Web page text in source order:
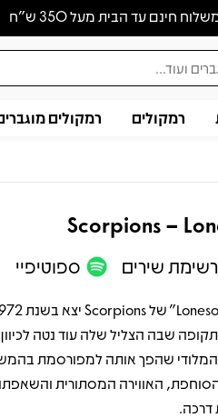
חינם עד הבית מעל 350 ש״ח
רמקולים רמקולים
Scorpions –
רשימת שירים ספוטיפיי
שבה הצליל שלה עוד נטה לכיוון
המלודי שהפך אותה למפורסמת
האווירה המסתורית